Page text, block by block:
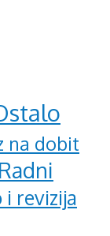
na dobit
Radni
revizija